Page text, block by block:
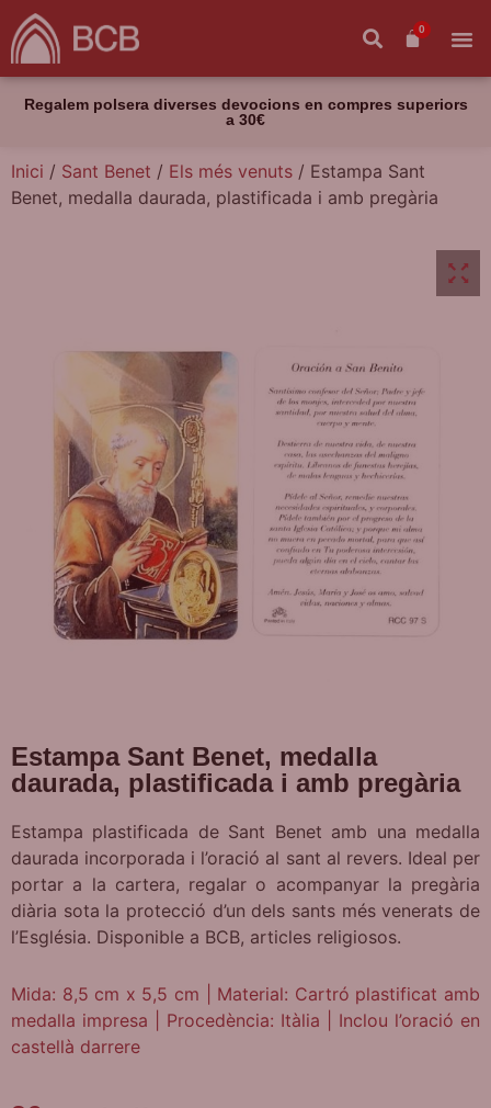
0
Regalem polsera diverses devocions en compres superiors
a 30€
Inici / Sant Benet / Els més venuts / Estampa Sant
Benet, medalla daurada, plastificada i amb pregària
Estampa Sant Benet, medalla
daurada, plastificada i amb pregària
Estampa plastificada de Sant Benet amb una medalla
daurada incorporada i l’oració al sant al revers. Ideal per
portar a la cartera, regalar o acompanyar la pregària
diària sota la protecció d’un dels sants més venerats de
l’Església. Disponible a BCB, articles religiosos.
Mida: 8,5 cm x 5,5 cm | Material: Cartró plastificat amb
medalla impresa | Procedència: Itàlia | Inclou l’oració en
castellà darrere